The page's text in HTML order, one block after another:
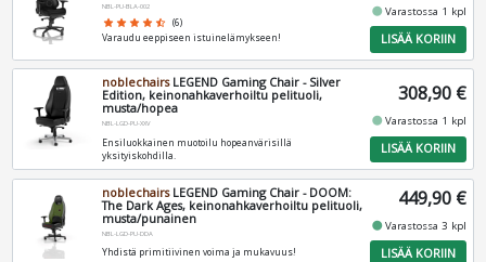
NBL-PU-BLA-002
star star star star star_half (6)
Varaudu eeppiseen istuinelämykseen!
fiber_manual_recordVarastossa 1 kpl
LISÄÄ KORIIN
noblechairsLEGEND Gaming Chair - Silver
Edition, keinonahkaverhoiltu pelituoli,
musta/hopea
NBL-LGD-PU-XXV
Ensiluokkainen muotoilu hopeanvärisillä
yksityiskohdilla.
308,90 €
fiber_manual_recordVarastossa 1 kpl
LISÄÄ KORIIN
noblechairsLEGEND Gaming Chair - DOOM:
The Dark Ages, keinonahkaverhoiltu pelituoli,
musta/punainen
NBL-LGD-PU-DDA
Yhdistä primitiivinen voima ja mukavuus!
449,90 €
fiber_manual_recordVarastossa 3 kpl
LISÄÄ KORIIN